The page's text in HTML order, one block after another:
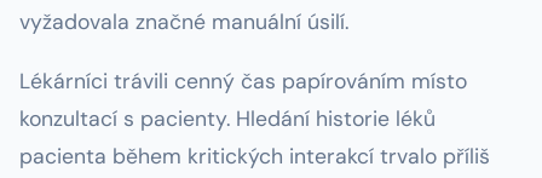
vyžadovala značné manuální úsilí.
Lékárníci trávili cenný čas papírováním místo
konzultací s pacienty. Hledání historie léků
pacienta během kritických interakcí trvalo příliš